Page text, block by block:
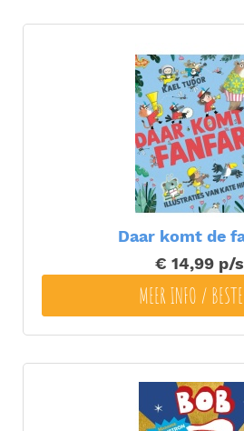
Daar komt de
€ 14,99 p/
MEER INFO /